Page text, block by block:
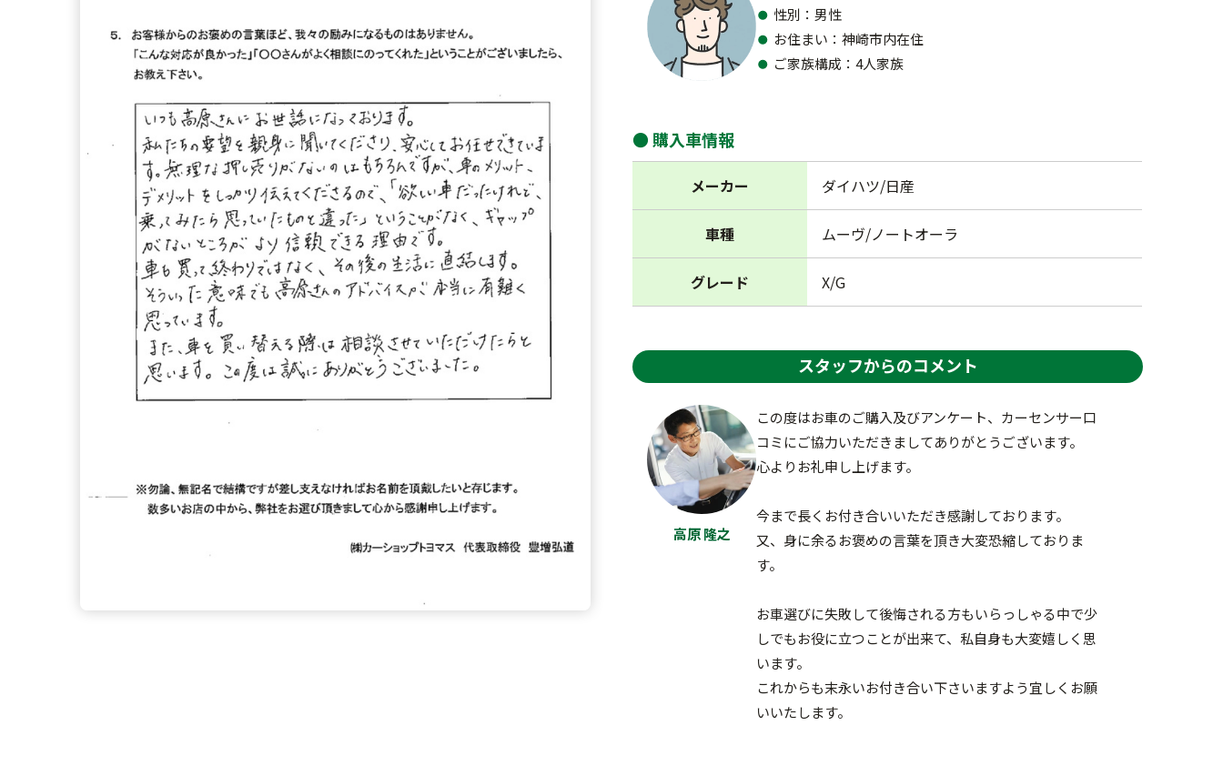
性別：男性
お住まい：神崎市内在住
ご家族構成：4人家族
購入車情報
メーカー ダイハツ/日産
車種 ムーヴ/ノートオーラ
グレード X/G
スタッフからのコメント
高原 隆之
この度はお車のご購入及びアンケート、カーセンサー口
コミにご協力いただきましてありがとうございます。
心よりお礼申し上げます。
今まで長くお付き合いいただき感謝しております。
又、身に余るお褒めの言葉を頂き大変恐縮しておりま
す。
お車選びに失敗して後悔される方もいらっしゃる中で少
しでもお役に立つことが出来て、私自身も大変嬉しく思
います。
これからも末永いお付き合い下さいますよう宜しくお願
いいたします。